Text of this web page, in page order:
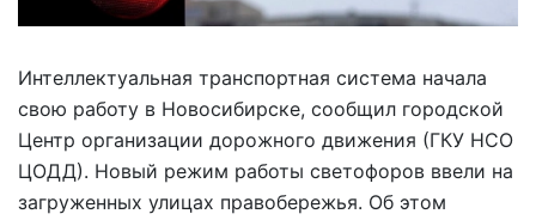
Интеллектуальная транспортная система начала
свою работу в Новосибирске, сообщил городской
Центр организации дорожного движения (ГКУ НСО
ЦОДД). Новый режим работы светофоров ввели на
загруженных улицах правобережья. Об этом